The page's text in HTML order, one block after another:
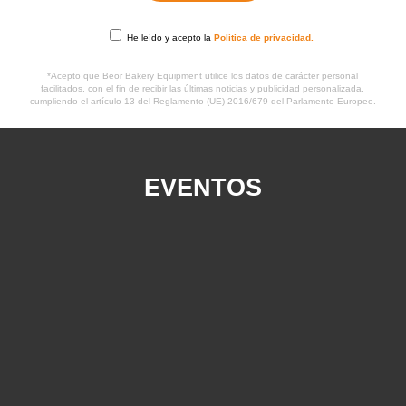
He leído y acepto laPolítica de privacidad.
*Acepto que Beor Bakery Equipment utilice los datos de carácter personal
facilitados, con el fin de recibir las últimas noticias y publicidad personalizada,
cumpliendo el artículo 13 del Reglamento (UE) 2016/679 del Parlamento Europeo.
EVENTOS